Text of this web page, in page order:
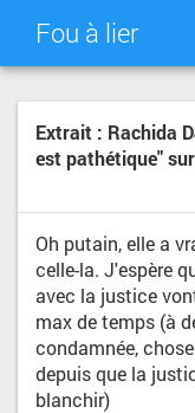
Fou à lier
NUAGE DE
QUOTIDIEN
Extrait : Rachida
est pathétique"
Oh putain, elle a
celle-la. J'espère
avec la justice
max de temps (à
condamnée,
depuis que la
blanchir)